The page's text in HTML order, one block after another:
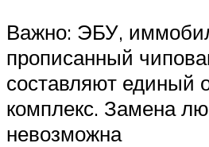
Важно: ЭБУ,
прописанный
составляют единый
комплекс. Замена
невозможна